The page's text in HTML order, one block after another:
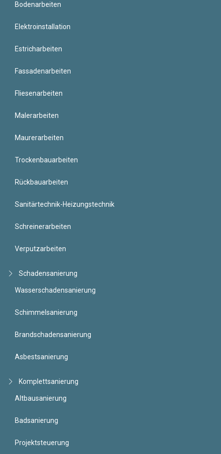
Bodenarbeiten
Elektroinstallation
Estricharbeiten
Fassadenarbeiten
Fliesenarbeiten
Malerarbeiten
Maurerarbeiten
Trockenbauarbeiten
Rückbauarbeiten
Sanitärtechnik-Heizungstechnik
Schreinerarbeiten
Verputzarbeiten
Schadensanierung
Wasserschadensanierung
Schimmelsanierung
Brandschadensanierung
Asbestsanierung
Komplettsanierung
Altbausanierung
Badsanierung
Projektsteuerung